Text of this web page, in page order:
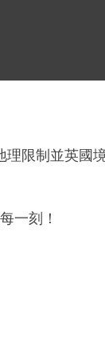
理限制並英國
一刻！